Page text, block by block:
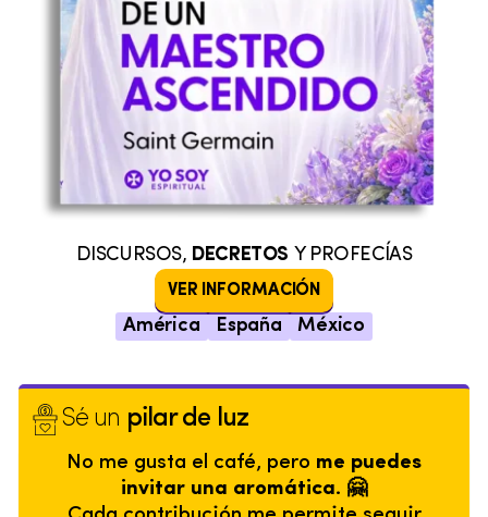
DISCURSOS, DECRETOS Y PROFECÍAS
VER INFORMACIÓN
América España México
Sé un pilar de luz
No me gusta el café, pero me puedes
invitar una aromática. 🤗